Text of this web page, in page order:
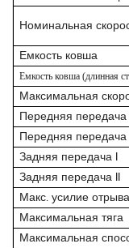
Номинальная
Емкость ковша
Емкость ковша (длинная
Максимальная
Передняя передача
Передняя передача
Задняя передача I
Задняя передача II
Макс. усилие отрыва
Максимальная тяга
Максимальная